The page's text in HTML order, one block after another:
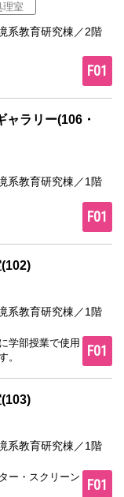
理室
系教育研究棟／2階
F01
ャラリー(106・
系教育研究棟／1階
F01
系教育研究棟／1階
学部授業で使用
。
F01
系教育研究棟／1階
ー・スクリーン
F01